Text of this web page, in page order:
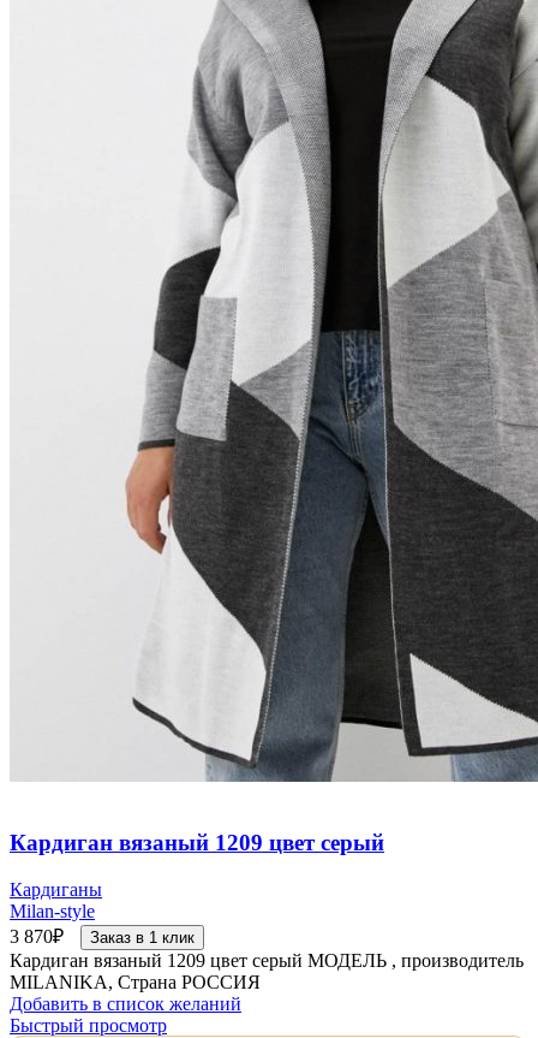
Кардиган вязаный 1209 цвет серый
Кардиганы
Milan-style
3 870₽ Заказ в 1 клик
Кардиган вязаный 1209 цвет серый МОДЕЛЬ , производитель
MILANIKA, Страна РОССИЯ
Добавить в список желаний
Быстрый просмотр